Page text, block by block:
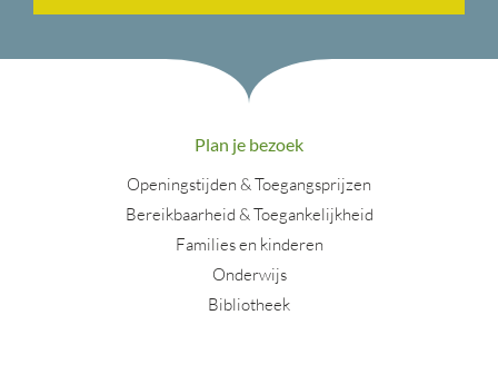
Plan je bezoek
Openingstijden & Toegangsprijzen
Bereikbaarheid & Toegankelijkheid
Families en kinderen
Onderwijs
Bibliotheek